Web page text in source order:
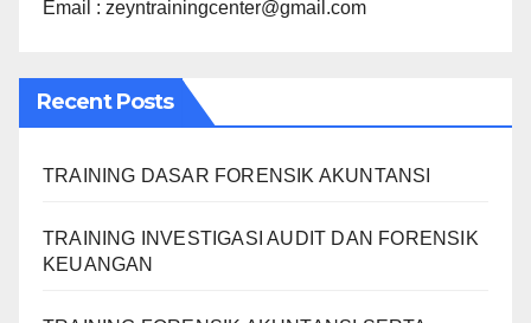
Email : zeyntrainingcenter@gmail.com
Recent Posts
TRAINING DASAR FORENSIK AKUNTANSI
TRAINING INVESTIGASI AUDIT DAN FORENSIK
KEUANGAN